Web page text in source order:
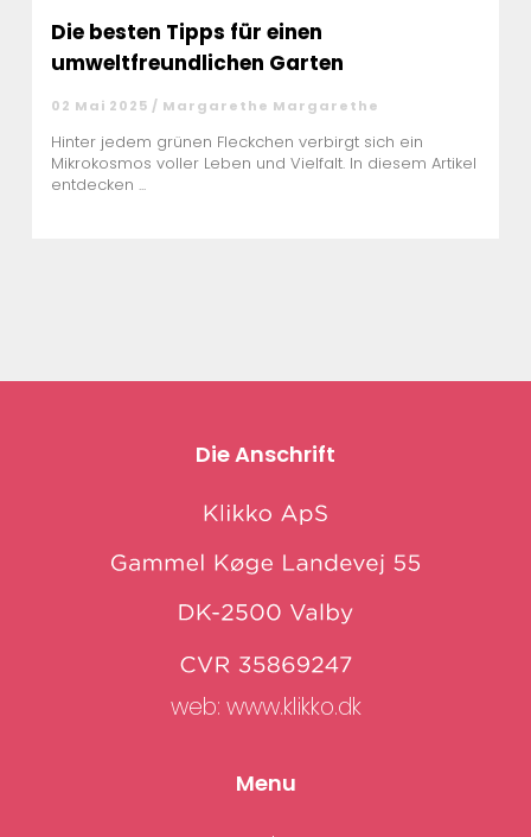
Die besten Tipps für einen
umweltfreundlichen Garten
02 Mai 2025 / Margarethe Margarethe
Hinter jedem grünen Fleckchen verbirgt sich ein
Mikrokosmos voller Leben und Vielfalt. In diesem Artikel
entdecken ...
Die Anschrift
web: www.klikko.dk
Menu